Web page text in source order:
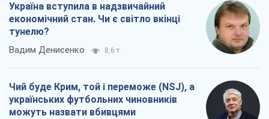
Україна вступила в надзвичайний
економічний стан. Чи є світло вкінці
тунелю?
Вадим Денисенко 8,6 т.
Чий буде Крим, той і переможе (NSJ), а
українських футбольних чиновників
можуть назвати вбивцями